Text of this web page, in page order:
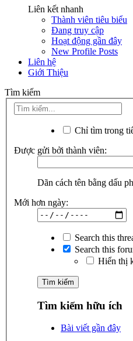
Liên kết nhanh
Thành viên tiêu biểu
Đang truy cập
Hoạt động gần đây
New Profile Posts
Liên hệ
Giới Thiệu
Tìm kiếm
Chỉ tìm trong
Được gửi bởi thành viên:
Dãn cách tên bằng dấu
Mới hơn ngày:
Search this
Search this
Hiển thị
Tìm kiếm hữu ích
Bài viết gần đây